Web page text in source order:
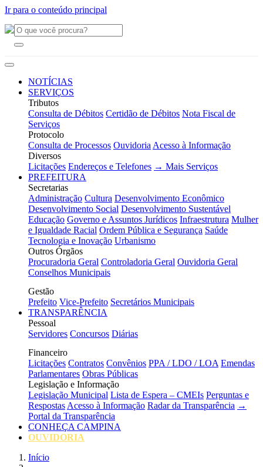
Ir para o conteúdo principal
NOTÍCIAS
SERVIÇOS
Tributos
Consulta de Débitos Certidão de Débitos Nota Fiscal de
Serviços
Protocolo
Consulta de Processos Ouvidoria Acesso à Informação
Diversos
Licitações Endereços e Telefones → Mais Serviços
PREFEITURA
Secretarias
Administração Cultura Desenvolvimento Econômico
Desenvolvimento Social Desenvolvimento Sustentável
Educação Governo e Assuntos Jurídicos Infraestrutura Mulher
e Igualdade Racial Ordem Pública e Segurança Saúde
Tecnologia e Inovação Urbanismo
Outros Órgãos
Procuradoria Geral Controladoria Geral Ouvidoria Geral
Conselhos Municipais
Gestão
Prefeito Vice-Prefeito Secretários Municipais
TRANSPARÊNCIA
Pessoal
Servidores Concursos Diárias
Financeiro
Licitações Contratos Convênios PPA / LDO / LOA Emendas
Parlamentares Obras Públicas
Legislação e Informação
Legislação Municipal Lista de Espera – CMEIs Perguntas e
Respostas Acesso à Informação Radar da Transparência →
Portal da Transparência
CONHEÇA CAMPINA
OUVIDORIA
Início